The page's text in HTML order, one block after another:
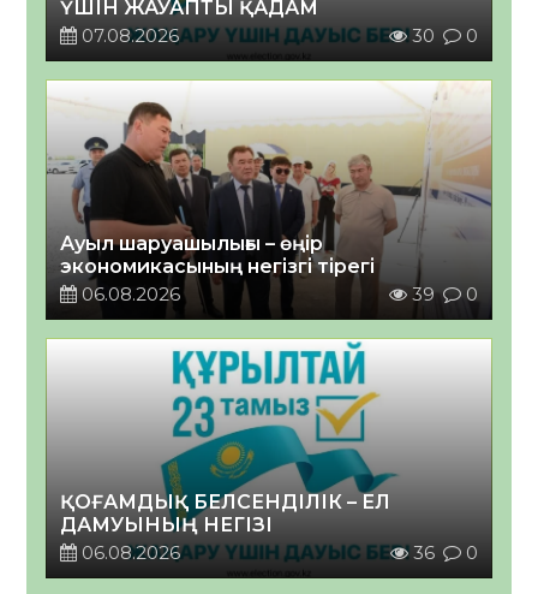
ҮШІН ЖАУАПТЫ ҚАДАМ
07.08.2026
30 0
Ауыл шаруашылығы – өңір
экономикасының негізгі тірегі
06.08.2026
39 0
ҚОҒАМДЫҚ БЕЛСЕНДІЛІК – ЕЛ
ДАМУЫНЫҢ НЕГІЗІ
06.08.2026
36 0